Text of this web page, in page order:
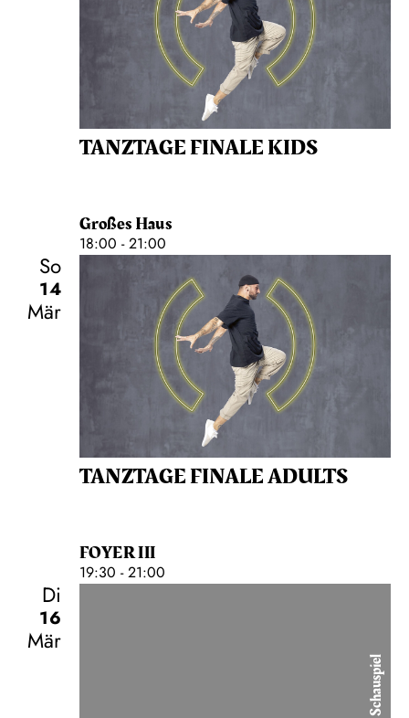
TANZTAGE FINALE KIDS
Großes Haus
18:00 - 21:00
So
14
Mär
TANZTAGE FINALE ADULTS
FOYER III
19:30 - 21:00
Di
16
Mär
Schauspiel